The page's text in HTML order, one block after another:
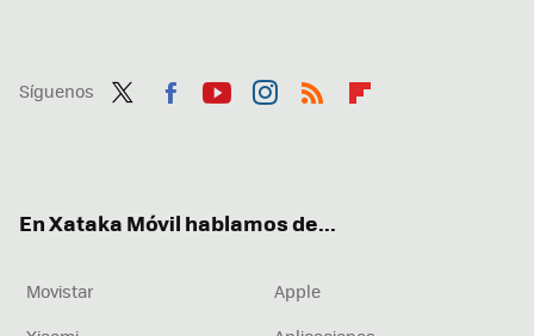
Síguenos
En Xataka Móvil hablamos de...
Movistar
Apple